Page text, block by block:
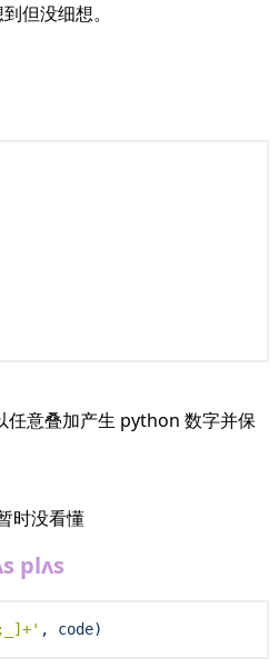
但没细想。
任意叠加产生 python 数字并保
时没看懂
plʌs